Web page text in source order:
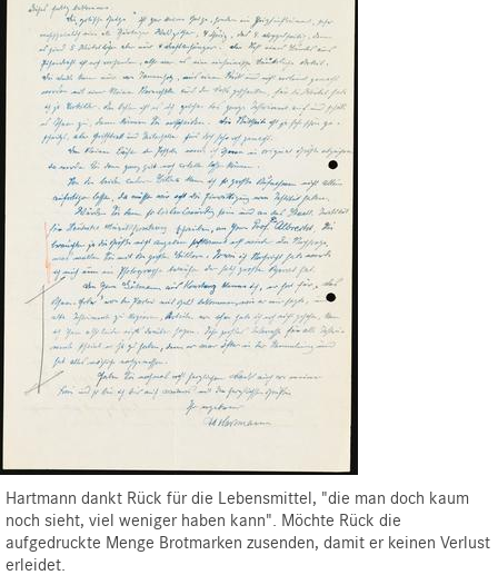
Hartmann dankt Rück für die Lebensmittel, "die man doch kaum
noch sieht, viel weniger haben kann". Möchte Rück die
aufgedruckte Menge Brotmarken zusenden, damit er keinen Verlust
erleidet.